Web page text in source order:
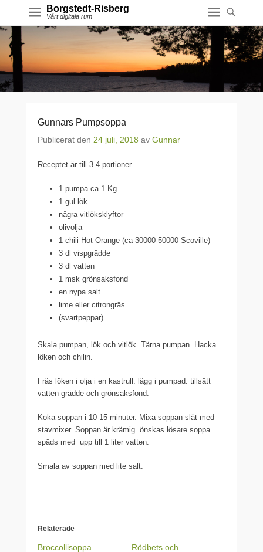
Borgstedt-Risberg
Vårt digitala rum
Gunnars Pumpsoppa
Publicerat den 24 juli, 2018 av Gunnar
Receptet är till 3-4 portioner
1 pumpa ca 1 Kg
1 gul lök
några vitlöksklyftor
olivolja
1 chili Hot Orange (ca 30000-50000 Scoville)
3 dl vispgrädde
3 dl vatten
1 msk grönsaksfond
en nypa salt
lime eller citrongräs
(svartpeppar)
Skala pumpan, lök och vitlök. Tärna pumpan. Hacka
löken och chilin.
Fräs löken i olja i en kastrull. lägg i pumpad. tillsätt
vatten grädde och grönsaksfond.
Koka soppan i 10-15 minuter. Mixa soppan slät med
stavmixer. Soppan är krämig. önskas lösare soppa
späds med upp till 1 liter vatten.
Smala av soppan med lite salt.
Relaterade
Broccollisoppa
Rödbets och